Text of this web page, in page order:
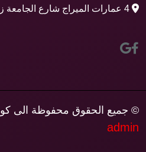
4 عمارات الميراج شارع الجامعة زهراء مدينة نصر القاهرة مصر
© جميع الحقوق محفوظة الى كوين
admin